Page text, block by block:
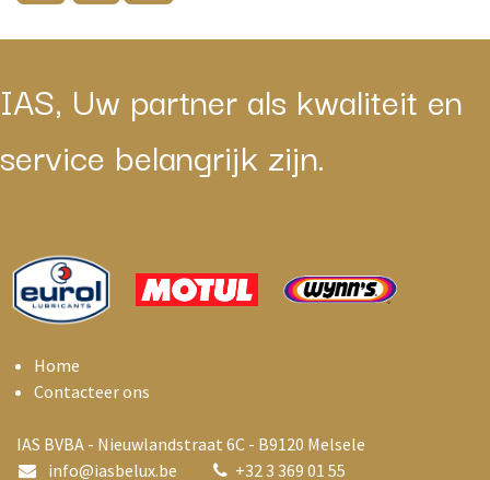
IAS, Uw partner als kwaliteit en
service belangrijk zijn.
Home
Contacteer ons
IAS BVBA - Nieuwlandstraat 6C - B9120 Melsele
info@iasbelux.be +32 3 369 01 55